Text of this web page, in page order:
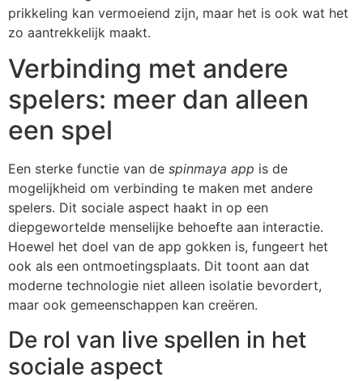
prikkeling kan vermoeiend zijn, maar het is ook wat het
zo aantrekkelijk maakt.
Verbinding met andere
spelers: meer dan alleen
een spel
Een sterke functie van de spinmaya app is de
mogelijkheid om verbinding te maken met andere
spelers. Dit sociale aspect haakt in op een
diepgewortelde menselijke behoefte aan interactie.
Hoewel het doel van de app gokken is, fungeert het
ook als een ontmoetingsplaats. Dit toont aan dat
moderne technologie niet alleen isolatie bevordert,
maar ook gemeenschappen kan creëren.
De rol van live spellen in het
sociale aspect